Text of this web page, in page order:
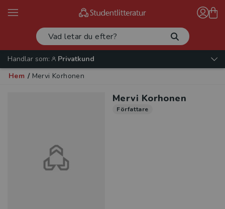
Handlar som:
Privatkund
Hem / Mervi Korhonen
Mervi Korhonen
Författare